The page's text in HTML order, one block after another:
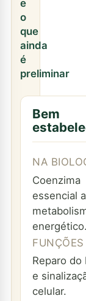
e
o
que
ainda
é
preliminar
Bem
NA
Coenzima
essencial
energético.
FUNÇÕES
Reparo do
e
celular.